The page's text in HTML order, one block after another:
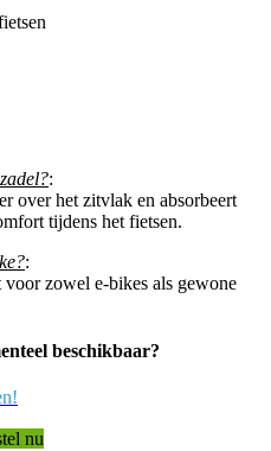
:
over het zitvlak en absorbeert
tijdens het fietsen.
:
zowel e-bikes als gewone
beschikbaar?
nu